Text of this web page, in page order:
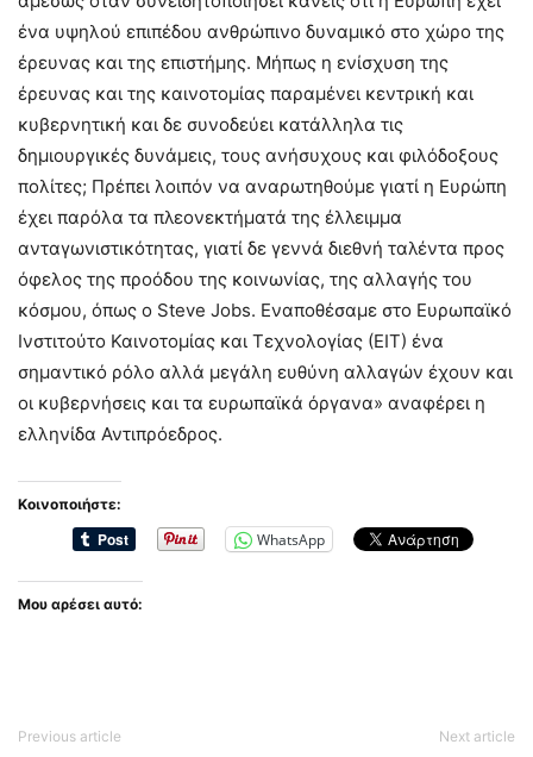
ένα υψηλού επιπέδου ανθρώπινο δυναμικό στο χώρο της
έρευνας και της επιστήμης. Μήπως η ενίσχυση της
έρευνας και της καινοτομίας παραμένει κεντρική και
κυβερνητική και δε συνοδεύει κατάλληλα τις
δημιουργικές δυνάμεις, τους ανήσυχους και φιλόδοξους
πολίτες; Πρέπει λοιπόν να αναρωτηθούμε γιατί η Ευρώπη
έχει παρόλα τα πλεονεκτήματά της έλλειμμα
ανταγωνιστικότητας, γιατί δε γεννά διεθνή ταλέντα προς
όφελος της προόδου της κοινωνίας, της αλλαγής του
κόσμου, όπως ο Steve Jobs. Eναποθέσαμε στο Ευρωπαϊκό
Ινστιτούτο Καινοτομίας και Τεχνολογίας (ΕΙΤ) ένα
σημαντικό ρόλο αλλά μεγάλη ευθύνη αλλαγών έχουν και
οι κυβερνήσεις και τα ευρωπαϊκά όργανα» αναφέρει η
ελληνίδα Αντιπρόεδρος.
Κοινοποιήστε:
WhatsApp
Μου αρέσει αυτό:
Previous article Next article